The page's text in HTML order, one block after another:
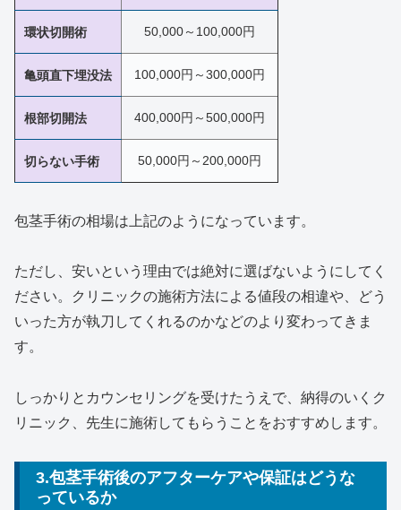
環状切開術 50,000～100,000円
亀頭直下埋没法 100,000円～300,000円
根部切開法 400,000円～500,000円
切らない手術 50,000円～200,000円
包茎手術の相場は上記のようになっています。
ただし、安いという理由では絶対に選ばないようにしてく
ださい。クリニックの施術方法による値段の相違や、どう
いった方が執刀してくれるのかなどのより変わってきま
す。
しっかりとカウンセリングを受けたうえで、納得のいくク
リニック、先生に施術してもらうことをおすすめします。
3.包茎手術後のアフターケアや保証はどうな
っているか